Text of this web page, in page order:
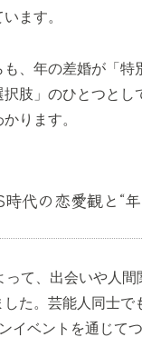
ます。
も、年の差婚が「特
択肢」のひとつとし
ります。
代の恋愛観と“
って、出会いや人間
た。芸能人同士で
イベントを通じて